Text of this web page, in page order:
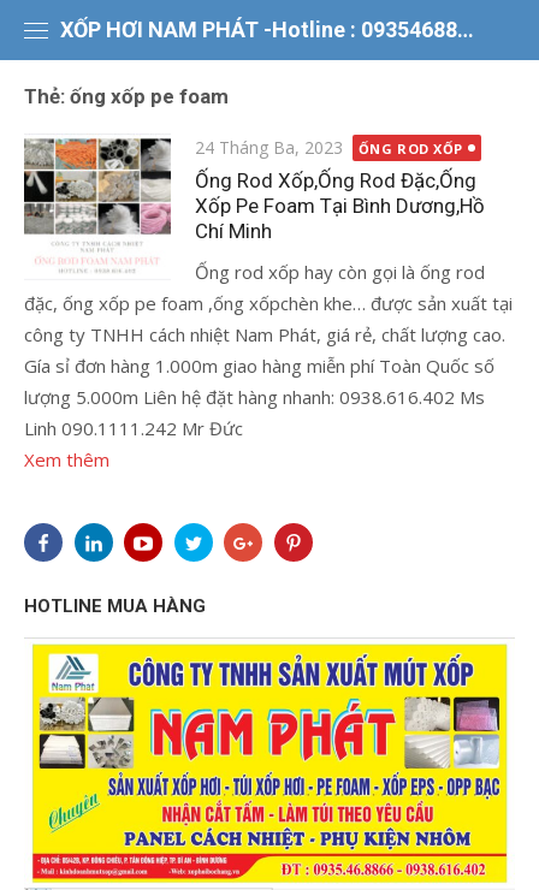
dung
XỐP HƠI NAM PHÁT -Hotline : 0935468866
Thẻ: ống xốp pe foam
Đăng
vào
24 Tháng Ba, 2023 ỐNG ROD XỐP
Ống Rod Xốp,Ống Rod Đặc,Ống
Xốp Pe Foam Tại Bình Dương,Hồ
Chí Minh
Ống rod xốp hay còn gọi là ống rod
đặc, ống xốp pe foam ,ống xốpchèn khe… được sản xuất tại
công ty TNHH cách nhiệt Nam Phát, giá rẻ, chất lượng cao.
Gía sỉ đơn hàng 1.000m giao hàng miễn phí Toàn Quốc số
lượng 5.000m Liên hệ đặt hàng nhanh: 0938.616.402 Ms
Linh 090.1111.242 Mr Đức
Xem thêm
HOTLINE MUA HÀNG